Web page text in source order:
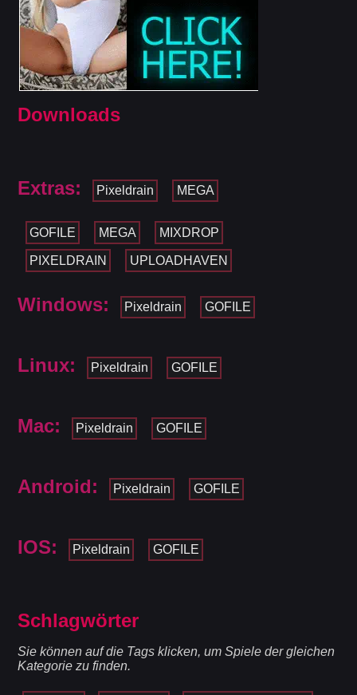
Downloads
Extras: Pixeldrain MEGA
GOFILE MEGA MIXDROP
PIXELDRAIN UPLOADHAVEN
Windows: Pixeldrain GOFILE
Linux: Pixeldrain GOFILE
Mac: Pixeldrain GOFILE
Android: Pixeldrain GOFILE
IOS: Pixeldrain GOFILE
Schlagwörter
Sie können auf die Tags klicken, um Spiele der gleichen
Kategorie zu finden.